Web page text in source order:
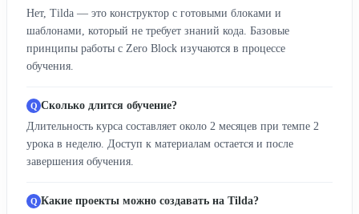
Нет, Tilda — это конструктор с готовыми блоками и
шаблонами, который не требует знаний кода. Базовые
принципы работы с Zero Block изучаются в процессе
обучения.
Сколько длится обучение?
Длительность курса составляет около 2 месяцев при темпе 2
урока в неделю. Доступ к материалам остается и после
завершения обучения.
Какие проекты можно создавать на Tilda?